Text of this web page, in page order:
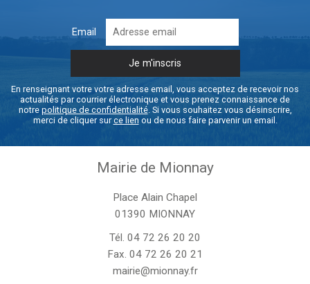
Email
En renseignant votre votre adresse email, vous acceptez de recevoir nos
actualités par courrier électronique et vous prenez connaissance de
notre politique de confidentialité. Si vous souhaitez vous désinscrire,
merci de cliquer surce lien ou de nous faire parvenir un email.
Mairie de Mionnay
Place Alain Chapel
01390 MIONNAY
Tél. 04 72 26 20 20
Fax. 04 72 26 20 21
mairie@mionnay.fr